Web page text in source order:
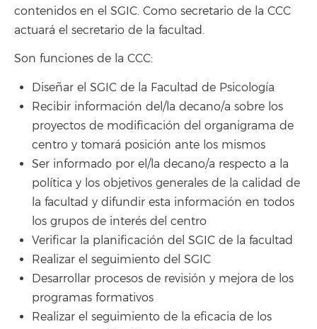
contenidos en el SGIC. Como secretario de la CCC
actuará el secretario de la facultad.
Son funciones de la CCC:
Diseñar el SGIC de la Facultad de Psicología
Recibir información del/la decano/a sobre los
proyectos de modificación del organigrama de
centro y tomará posición ante los mismos
Ser informado por el/la decano/a respecto a la
política y los objetivos generales de la calidad de
la facultad y difundir esta información en todos
los grupos de interés del centro
Verificar la planificación del SGIC de la facultad
Realizar el seguimiento del SGIC
Desarrollar procesos de revisión y mejora de los
programas formativos
Realizar el seguimiento de la eficacia de los